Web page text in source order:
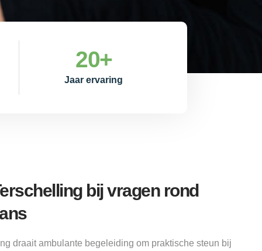
Jaar ervaring
20+
bij vragen rond
draait ambulante begeleiding om praktische steun bij